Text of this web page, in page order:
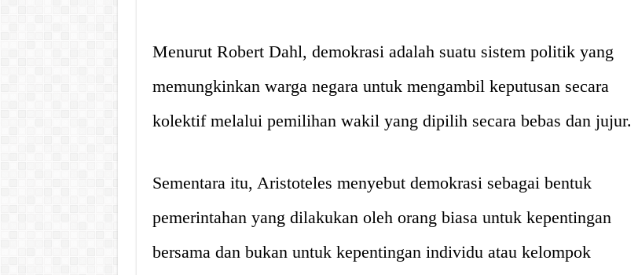
Menurut Robert Dahl, demokrasi adalah suatu sistem politik yang
memungkinkan warga negara untuk mengambil keputusan secara
kolektif melalui pemilihan wakil yang dipilih secara bebas dan jujur.
Sementara itu, Aristoteles menyebut demokrasi sebagai bentuk
pemerintahan yang dilakukan oleh orang biasa untuk kepentingan
bersama dan bukan untuk kepentingan individu atau kelompok